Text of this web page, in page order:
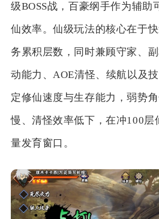
级BOSS战，百豪纲手作为辅助
仙效率。仙级玩法的核心在于
务累积层数，同时兼顾守家、
动能力、AOE清怪、续航以及
定修仙速度与生存能力，弱势
慢、清怪效率低下，在冲100层
量发育窗口。